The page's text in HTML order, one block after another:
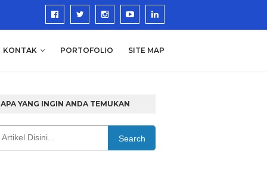
KONTAK PORTOFOLIO SITE MAP
APA YANG INGIN ANDA TEMUKAN
Search